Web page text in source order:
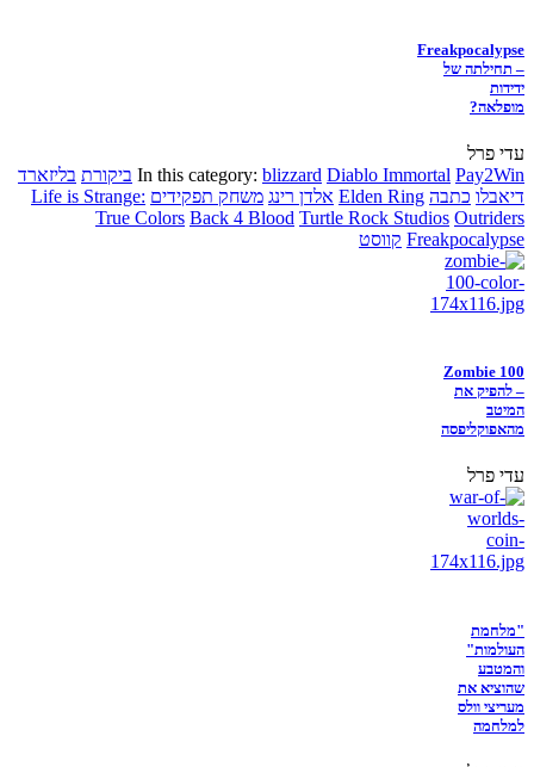
Freakpocalypse
– תחילתה של
ידידות
מופלאה?
עדי פרל
In this category: blizzard Diablo Immortal Pay2Win ביקורת בליזארד
דיאבלו כתבה Elden Ring אלדן רינג משחק תפקידים Life is Strange:
True Colors Back 4 Blood Turtle Rock Studios Outriders
Freakpocalypse קווסט
Zombie 100
– להפיק את
המיטב
מהאפוקליפסה
עדי פרל
"מלחמת
העולמות"
והמטבע
שהוציא את
מעריצי וולס
למלחמה